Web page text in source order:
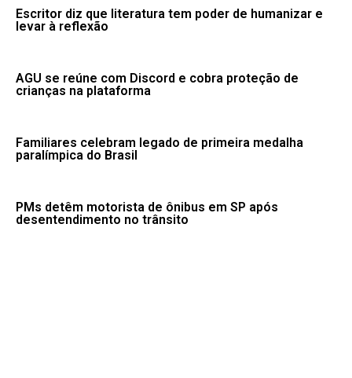
Escritor diz que literatura tem poder de humanizar e
levar à reflexão
AGU se reúne com Discord e cobra proteção de
crianças na plataforma
Familiares celebram legado de primeira medalha
paralímpica do Brasil
PMs detêm motorista de ônibus em SP após
desentendimento no trânsito